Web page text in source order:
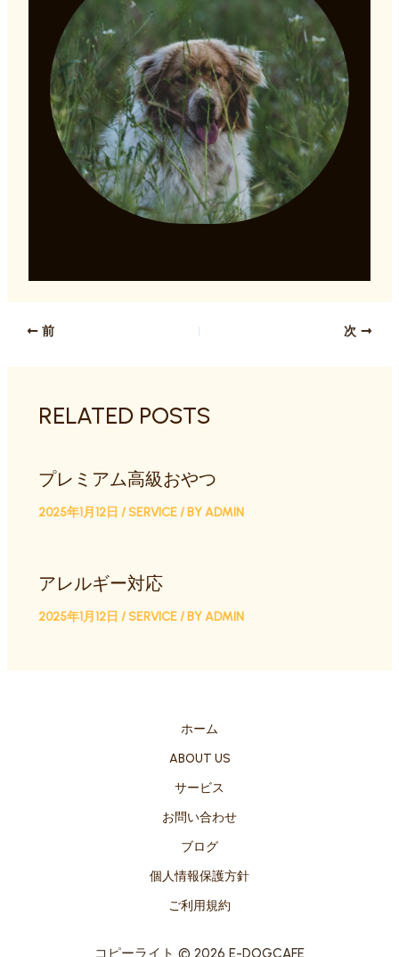
前 次
RELATED POSTS
プレミアム高級おやつ
2025年1月12日 /SERVICE/ BYADMIN
アレルギー対応
2025年1月12日 /SERVICE/ BYADMIN
ホーム
ABOUT US
サービス
お問い合わせ
ブログ
個人情報保護方針
ご利用規約
コピーライト © 2026 E-DOGCAFE